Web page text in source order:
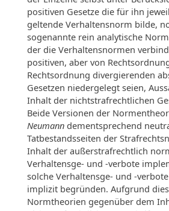
positiven Gesetze die für ihn
geltende Verhaltensnorm bilde,
sogenannte rein analytische
der die Verhaltensnormen
positiven, aber von
Rechtsordnung divergierenden
Gesetzen niedergelegt seien,
Inhalt der nichtstrafrechtlichen
Beide Versionen der
Neumanndementsprechend
Tatbestandsseiten der
Inhalt der außerstrafrechtlich
Verhaltensge- und -verbote
solche Verhaltensge- und -
implizit begründen. Aufgrund
Normtheorien gegenüber dem